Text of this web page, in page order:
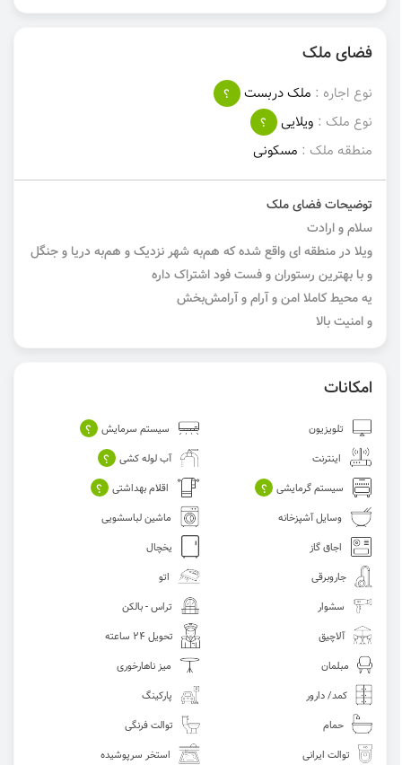
فضای ملک
نوع اجاره : ملک دربست
؟
نوع ملک : ویلایی
؟
منطقه ملک : مسکونی
توضیحات فضای ملک
سلام و ارادت
ویلا در منطقه ای واقع شده که هم‌به شهر نزدیک و هم‌به دریا و جنگل
و با بهترین رستوران و فست فود اشتراک داره
یه محیط کاملا امن و آرام و آرامش‌بخش
و امنیت بالا
امکانات
تلویزیون سیستم سرمایش ؟
اینترنت آب لوله کشی ؟
سیستم گرمایشی ؟ اقلام بهداشتی ؟
وسایل آشپزخانه
ماشین لباسشویی
اجاق گاز
یخچال
جاروبرقی
اتو
سشوار
تراس - بالکن
آلاچیق
تحویل 24 ساعته
مبلمان
میز ناهارخوری
کمد/ دارور
پارکینگ
حمام
توالت فرنگی
توالت ایرانی
استخر سرپوشیده